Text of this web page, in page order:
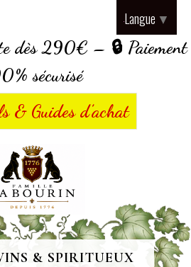
dès 290€ – 🔒 Paiement
sécurisé
& Guides d’achat
& SPIRITUEUX
Langue ▼